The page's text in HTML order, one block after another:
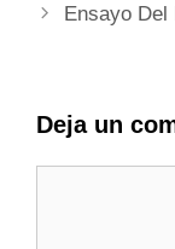
Ensayo Del
Deja un